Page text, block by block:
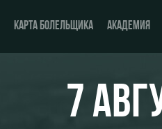
КАРТА БОЛЕЛЬЩИКА АКАДЕМИЯ
7